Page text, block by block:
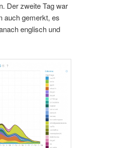
Der zweite Tag war
auch gemerkt, es
englisch und